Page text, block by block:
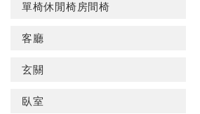
單椅休閒椅房間椅
客廳
玄關
臥室